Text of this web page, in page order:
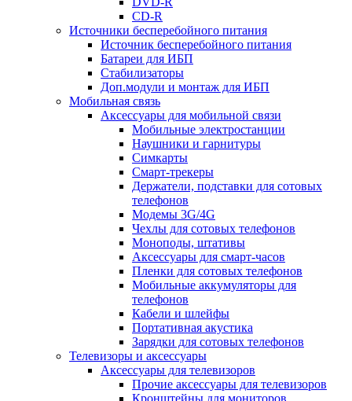
CD-R
Источники бесперебойного питания
Источник бесперебойного питания
Батареи для ИБП
Стабилизаторы
Доп.модули и монтаж для ИБП
Мобильная связь
Аксессуары для мобильной связи
Мобильные электростанции
Наушники и гарнитуры
Симкарты
Смарт-трекеры
Держатели, подставки для сотовых
телефонов
Модемы 3G/4G
Чехлы для сотовых телефонов
Моноподы, штативы
Аксессуары для смарт-часов
Пленки для сотовых телефонов
Мобильные аккумуляторы для
телефонов
Кабели и шлейфы
Портативная акустика
Зарядки для сотовых телефонов
Телевизоры и аксессуары
Аксессуары для телевизоров
Прочие аксессуары для телевизоров
Кронштейны для мониторов